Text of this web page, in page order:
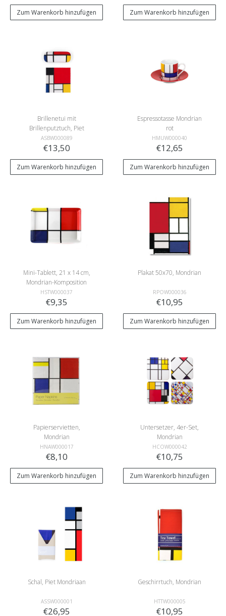
Zum Warenkorb hinzufügen Zum Warenkorb hinzufügen
Brillenetui mit
Brillenputztuch, Piet
Mondriaan
ASBW000089
€13,50
Zum Warenkorb hinzufügen
Espressotasse Mondrian
rot
HMUW000040
€12,65
Zum Warenkorb hinzufügen
Mini-Tablett, 21 x 14 cm,
Mondrian-Komposition
HSTW000037
€9,35
Zum Warenkorb hinzufügen
Plakat 50x70, Mondrian
RPOW000036
€10,95
Zum Warenkorb hinzufügen
Papierservietten,
Mondrian
HNAW000017
€8,10
Zum Warenkorb hinzufügen
Untersetzer, 4er-Set,
Mondrian
HCOW000042
€10,75
Zum Warenkorb hinzufügen
Schal, Piet Mondriaan
ASSW000001
€26,95
Geschirrtuch, Mondrian
HTTW000005
€10,95